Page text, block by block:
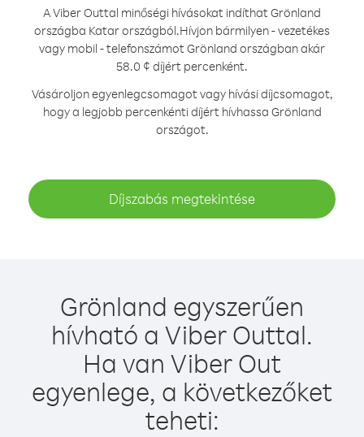
A Viber Outtal minőségi hívásokat indíthat Grönland
országba Katar országból.Hívjon bármilyen - vezetékes
vagy mobil - telefonszámot Grönland országban akár
58.0 ¢ díjért percenként.
Vásároljon egyenlegcsomagot vagy hívási díjcsomagot,
hogy a legjobb percenkénti díjért hívhassa Grönland
országot.
Díjszabás megtekintése
Grönland egyszerűen
hívható a Viber Outtal.
Ha van Viber Out
egyenlege, a következőket
teheti: